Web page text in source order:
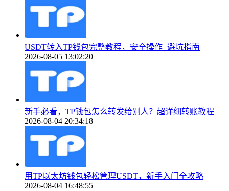
USDT转入TP钱包完整教程，安全操作+避坑指南
2026-08-05 13:02:20
新手必看，TP钱包怎么转发给别人？超详细转账教程
2026-08-04 20:34:18
用TP以太坊钱包轻松管理USDT，新手入门全攻略
2026-08-04 16:48:55